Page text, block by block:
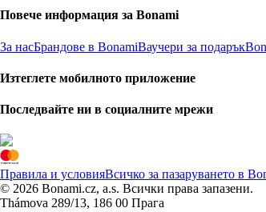
Повече информация за Bonami
За насБрандове в BonamiВаучери за подарък
Изтеглете мобилното приложение
Последвайте ни в социалните мрежи
Правила и условияВсичко за пазаруването в
© 2026 Bonami.cz, a.s. Всички права запазени.
Thámova 289/13, 186 00 Прага